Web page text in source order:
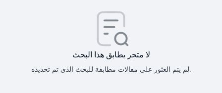
لا متجر يطابق هذا البحث
لم يتم العثور على مقالات مطابقة للبحث الذي تم تحديده.